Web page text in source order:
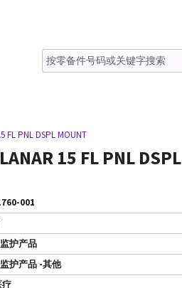
FL PNL DSPL MOUNT
15 FL PNL DSPL
001
护产品
护产品 -其他
疗